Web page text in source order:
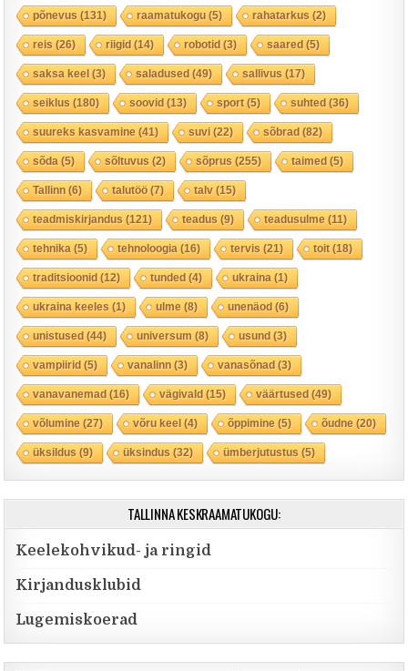
põnevus (131) raamatukogu(5) rahatarkus (2)
reis (26) riigid(14) robotid(3) saared(5)
saksa keel(3) saladused(49) sallivus (17)
seiklus (180) soovid(13) sport(5) suhted(36)
suureks kasvamine (41) suvi(22) sõbrad(82)
sõda (5) sõltuvus (2) sõprus (255) taimed(5)
Tallinn(6) talutöö(7) talv(15)
teadmiskirjandus (121) teadus (9) teadusulme (11)
tehnika (5) tehnoloogia (16) tervis (21) toit(18)
traditsioonid(12) tunded(4) ukraina (1)
ukraina keeles (1) ulme (8) unenäod(6)
unistused(44) universum (8) usund(3)
vampiirid(5) vanalinn(3) vanasõnad(3)
vanavanemad(16) vägivald(15) väärtused(49)
võlumine (27) võru keel(4) õppimine (5) õudne (20)
üksildus (9) üksindus (32) ümberjutustus (5)
TALLINNA KESKRAAMATUKOGU:
Keelekohvikud- ja ringid
Kirjandusklubid
Lugemiskoerad